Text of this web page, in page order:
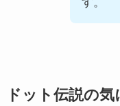
ドット伝説の